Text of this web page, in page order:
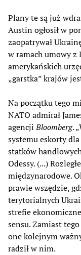
Plany te są już
Austin ogłosił w
zaopatrywał
w ramach umowy z
amerykańskich
„garstka” krajów
Na początku tego
NATO admirał
agencjiBloomberg.
systemu eskorty
statków
Odessy. (...)
międzynarodowe.
prawie wszędzie,
terytorialnych
strefie
sensu. Zamiast
one kolejnym
radził w nim.